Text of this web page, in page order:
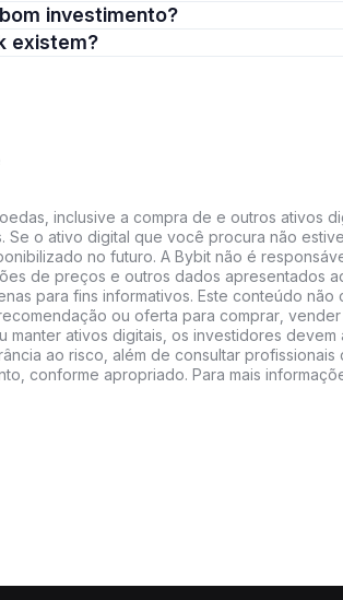
bom investimento?
existem?
inclusive a compra de e outros ativos
Se o ativo digital que você procura não
no futuro. A Bybit não é
de preços e outros dados apresentados
para fins informativos. Este conteúdo não
ou oferta para comprar,
manter ativos digitais, os investidores devem
ao risco, além de consultar profissionais
conforme apropriado. Para mais